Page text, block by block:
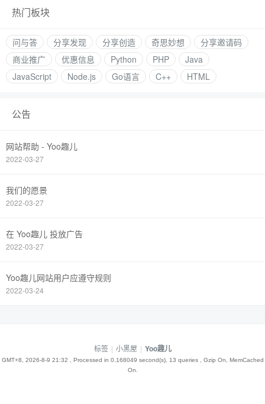
热门板块
问与答 分享发现 分享创造 奇思妙想
分享邀请码
商业推广
优惠信息 Python PHP
Java
JavaScript
Node.js Go语言 C++ HTML
公告
网站帮助 - Yoo趣儿
2022-03-27
我们的愿景
2022-03-27
在 Yoo趣儿 投放广告
2022-03-27
Yoo趣儿网站用户应遵守规则
2022-03-24
标签 | 小黑屋 | Yoo趣儿
GMT+8, 2026-8-9 21:32 , Processed in 0.168049 second(s), 13 queries , Gzip On, MemCached
On.